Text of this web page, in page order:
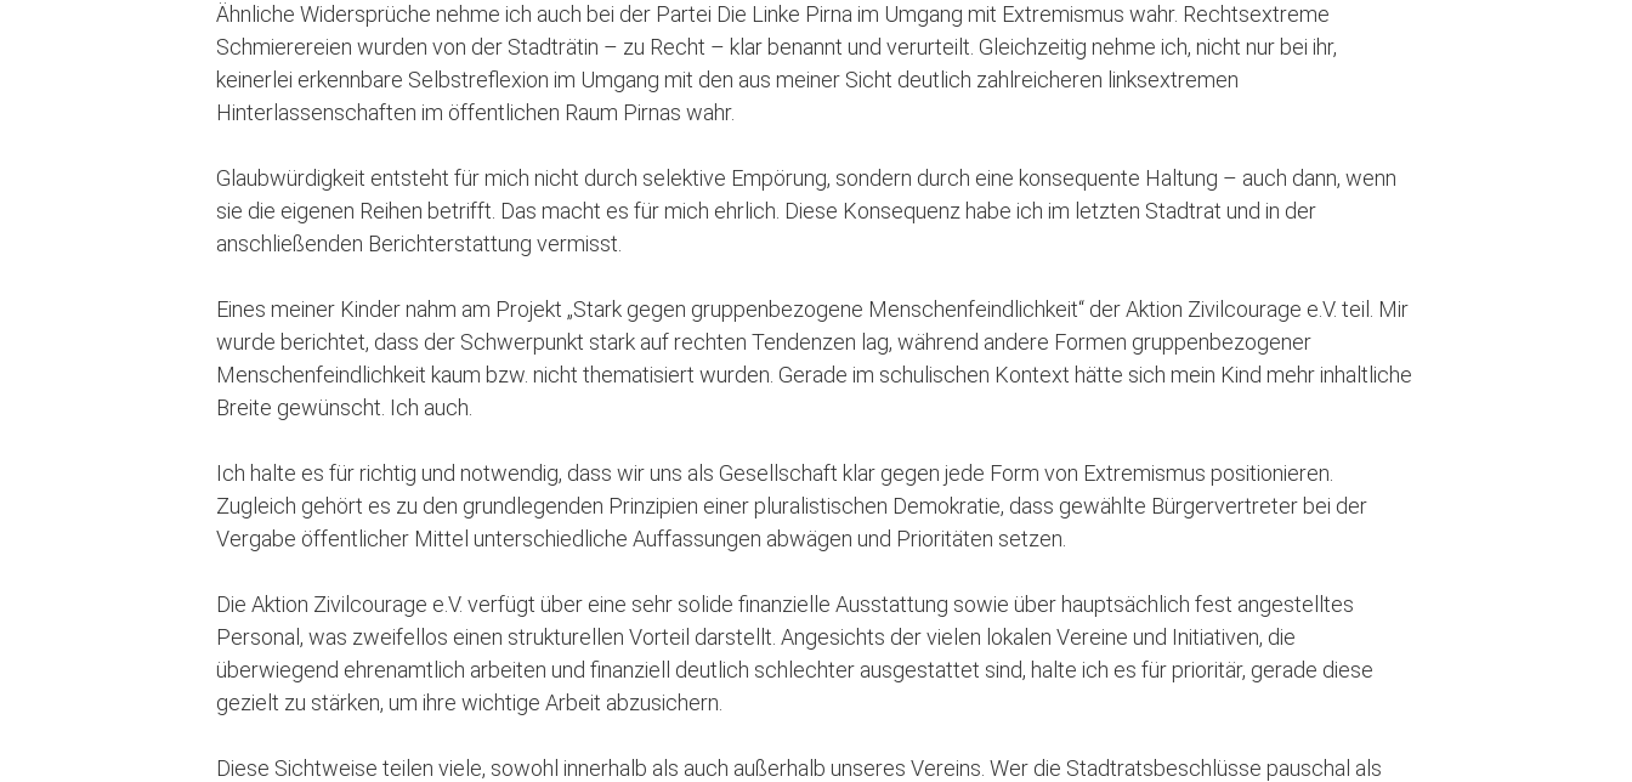
Ähnliche Widersprüche nehme ich auch bei der Partei Die Linke Pirna im Umgang mit Extremismus wahr. Rechtsextreme
Schmierereien wurden von der Stadträtin – zu Recht – klar benannt und verurteilt. Gleichzeitig nehme ich, nicht nur bei ihr,
keinerlei erkennbare Selbstreflexion im Umgang mit den aus meiner Sicht deutlich zahlreicheren linksextremen
Hinterlassenschaften im öffentlichen Raum Pirnas wahr.
Glaubwürdigkeit entsteht für mich nicht durch selektive Empörung, sondern durch eine konsequente Haltung – auch dann, wenn
sie die eigenen Reihen betrifft. Das macht es für mich ehrlich. Diese Konsequenz habe ich im letzten Stadtrat und in der
anschließenden Berichterstattung vermisst.
Eines meiner Kinder nahm am Projekt „Stark gegen gruppenbezogene Menschenfeindlichkeit“ der Aktion Zivilcourage e.V. teil. Mir
wurde berichtet, dass der Schwerpunkt stark auf rechten Tendenzen lag, während andere Formen gruppenbezogener
Menschenfeindlichkeit kaum bzw. nicht thematisiert wurden. Gerade im schulischen Kontext hätte sich mein Kind mehr inhaltliche
Breite gewünscht. Ich auch.
Ich halte es für richtig und notwendig, dass wir uns als Gesellschaft klar gegen jede Form von Extremismus positionieren.
Zugleich gehört es zu den grundlegenden Prinzipien einer pluralistischen Demokratie, dass gewählte Bürgervertreter bei der
Vergabe öffentlicher Mittel unterschiedliche Auffassungen abwägen und Prioritäten setzen.
Die Aktion Zivilcourage e.V. verfügt über eine sehr solide finanzielle Ausstattung sowie über hauptsächlich fest angestelltes
Personal, was zweifellos einen strukturellen Vorteil darstellt. Angesichts der vielen lokalen Vereine und Initiativen, die
überwiegend ehrenamtlich arbeiten und finanziell deutlich schlechter ausgestattet sind, halte ich es für prioritär, gerade diese
gezielt zu stärken, um ihre wichtige Arbeit abzusichern.
Diese Sichtweise teilen viele, sowohl innerhalb als auch außerhalb unseres Vereins. Wer die Stadtratsbeschlüsse pauschal als